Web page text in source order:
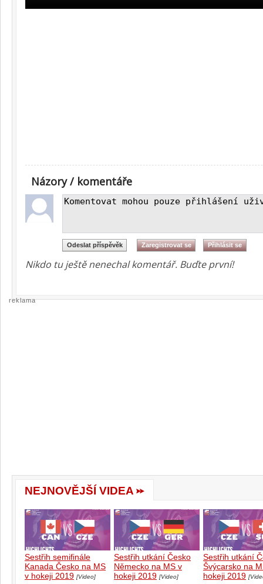
Názory / komentáře
Nikdo tu ještě nenechal komentář. Buďte první!
reklama
NEJNOVĚJŠÍ VIDEA
Sestřih semifinále
Kanada Česko na MS
v hokeji 2019 [Video]
Sestřih utkání Česko
Německo na MS v
hokeji 2019 [Video]
Sestřih utkání
Švýcarsko na
hokeji 2019